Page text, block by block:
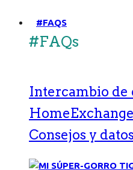
#FAQS
#FAQs
Intercambio de
Consejos y